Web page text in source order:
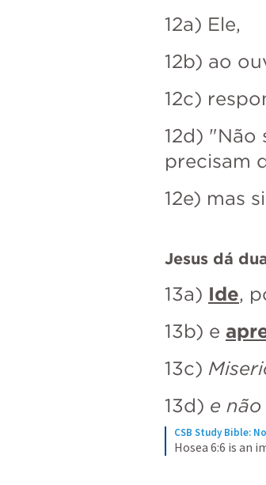
12a) Ele,
12b) ao
12c)
12d) "Não
precisam
12e) mas
Jesus dá
13a) Ide,
13b) e
13c)
13d) e
CSB Study Bible:
Hosea 6:6 is an